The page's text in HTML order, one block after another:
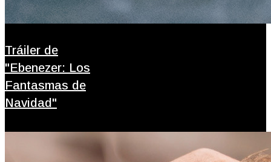
Tráiler de
"Ebenezer: Los
Fantasmas de
Navidad"